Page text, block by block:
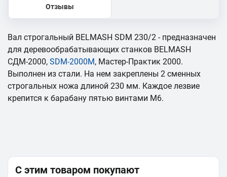
Отзывы
Вал строгальный BELMASH SDM 230/2 - предназначен
для деревообрабатывающих станков BELMASH
СДМ-2000, SDM-2000M, Мастер-Практик 2000.
Выполнен из стали. На нем закреплены 2 сменных
строгальных ножа длиной 230 мм. Каждое лезвие
крепится к барабану пятью винтами М6.
С этим товаром покупают